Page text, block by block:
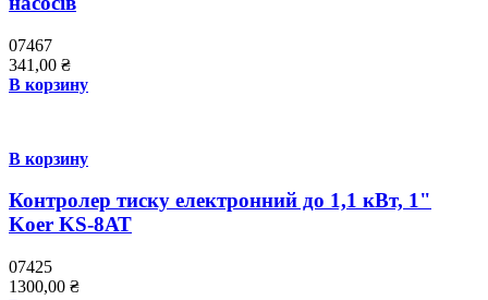
07467
341,00 ₴
В корзину
В корзину
Контролер тиску електронний до 1,1 кВт, 1"
Koer KS-8АТ
07425
1300,00 ₴